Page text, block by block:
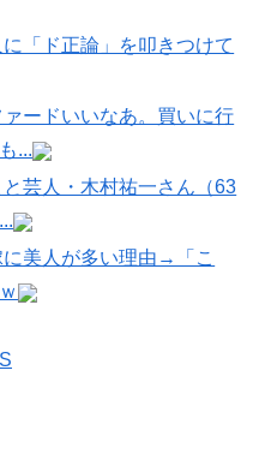
に「ド正論」を叩きつけて
ァードいいなあ。買いに行
...
と芸人・木村祐一さん（63
に美人が多い理由→「こ